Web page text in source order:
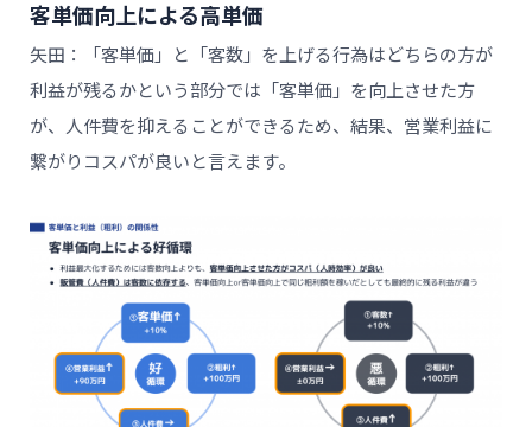
客単価向上による高単価
矢田：「客単価」と「客数」を上げる行為はどちらの方が
利益が残るかという部分では「客単価」を向上させた方
が、人件費を抑えることができるため、結果、営業利益に
繋がりコスパが良いと言えます。